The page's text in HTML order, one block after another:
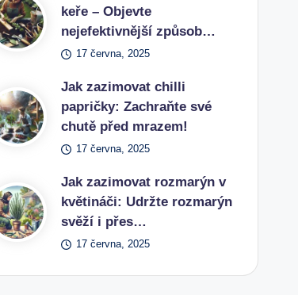
keře – Objevte
nejefektivnější způsob…
17 června, 2025
Jak zazimovat chilli
papričky: Zachraňte své
chutě před mrazem!
17 června, 2025
Jak zazimovat rozmarýn v
květináči: Udržte rozmarýn
svěží i přes…
17 června, 2025